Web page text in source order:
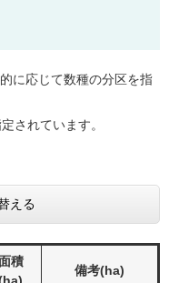
に応じて数種の分区を指
されています。
える
積
備考(ha)